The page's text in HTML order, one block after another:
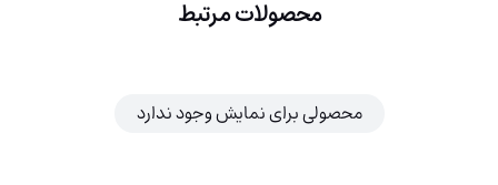
محصولات مرتبط
محصولی برای نمایش وجود ندارد